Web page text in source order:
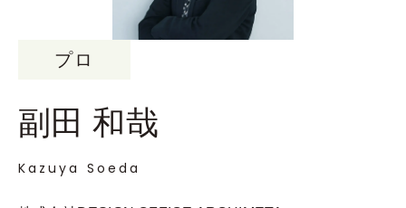
プロ
副⽥ 和哉
Kazuya Soeda